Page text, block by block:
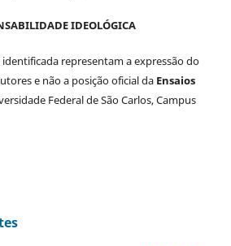
IDEOLÓGICA
representam a expressão do
e não a posição oficial da Ensaios
Federal de São Carlos, Campus